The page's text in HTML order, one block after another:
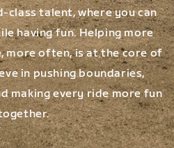
talent, where you can
having fun. Helping more
more often, is at the core of
in pushing boundaries,
making every ride more fun